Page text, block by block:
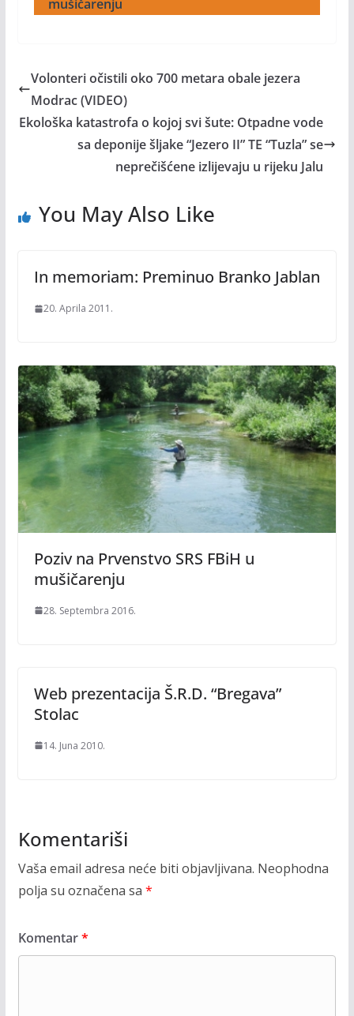
mušičarenju
Volonteri očistili oko 700 metara obale jezera
Modrac (VIDEO)
Ekološka katastrofa o kojoj svi šute: Otpadne vode
sa deponije šljake “Jezero II” TE “Tuzla” se
neprečišćene izlijevaju u rijeku Jalu
You May Also Like
In memoriam: Preminuo Branko Jablan
20. Aprila 2011.
Poziv na Prvenstvo SRS FBiH u
mušičarenju
28. Septembra 2016.
Web prezentacija Š.R.D. “Bregava”
Stolac
14. Juna 2010.
Komentariši
Vaša email adresa neće biti objavljivana. Neophodna
polja su označena sa *
Komentar*